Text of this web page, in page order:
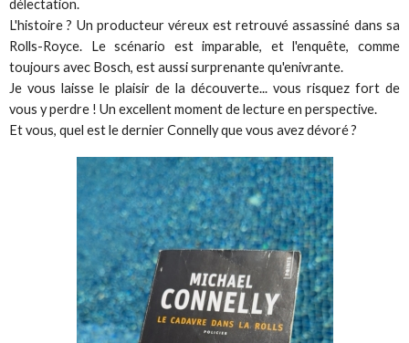
délectation.
L'histoire ? Un producteur véreux est retrouvé assassiné dans sa
Rolls-Royce. Le scénario est imparable, et l'enquête, comme
toujours avec Bosch, est aussi surprenante qu'enivrante.
Je vous laisse le plaisir de la découverte... vous risquez fort de
vous y perdre ! Un excellent moment de lecture en perspective.
Et vous, quel est le dernier Connelly que vous avez dévoré ?